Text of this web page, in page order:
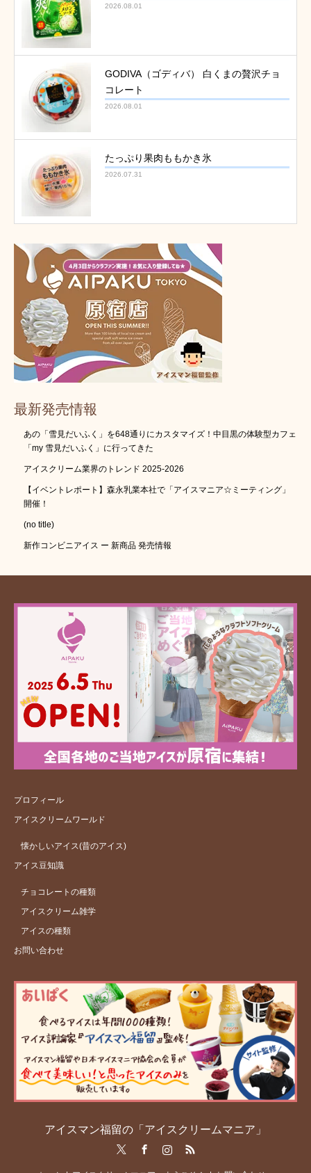
2026.08.01
GODIVA（ゴディバ） 白くまの贅沢チョ
コレート
2026.08.01
たっぷり果肉ももかき氷
2026.07.31
最新発売情報
あの「雪見だいふく」を648通りにカスタマイズ！中目黒の体験型カフェ
「my 雪見だいふく」に行ってきた
アイスクリーム業界のトレンド 2025-2026
【イベントレポート】森永乳業本社で「アイスマニア☆ミーティング」
開催！
(no title)
新作コンビニアイス ー 新商品 発売情報
プロフィール
アイスクリームワールド
懐かしいアイス(昔のアイス)
アイス豆知識
チョコレートの種類
アイスクリーム雑学
アイスの種類
お問い合わせ
アイスマン福留の「アイスクリームマニア」
RSS